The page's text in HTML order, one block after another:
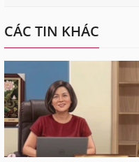
CÁC TIN KHÁC